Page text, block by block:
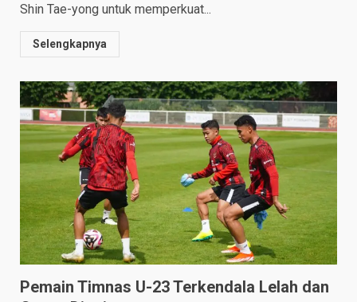
Shin Tae-yong untuk memperkuat...
Selengkapnya
Pemain Timnas U-23 Terkendala Lelah dan